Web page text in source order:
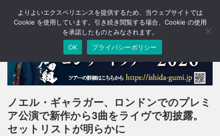
T
o
a
v
g
ノエル・ギャラガー、ロンドンでのプレミ
ア公演で新作から3曲をライヴで初披露。
セットリストが明らかに
よりよいエクスペリエンスを提供するため、当ウェブサイトでは
Cookie を使用しています。引き続き閲覧する場合、Cookie の使用
を承諾したものとみなされます。
OK
プライバシーポリシー